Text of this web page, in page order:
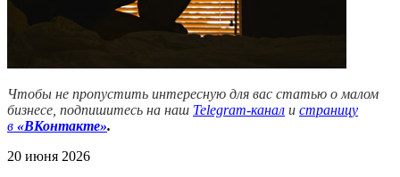
Чтобы не пропустить интересную для вас статью о малом
бизнесе, подпишитесь на наш Telegram-канал и страницу
в «ВКонтакте».
20 июня 2026